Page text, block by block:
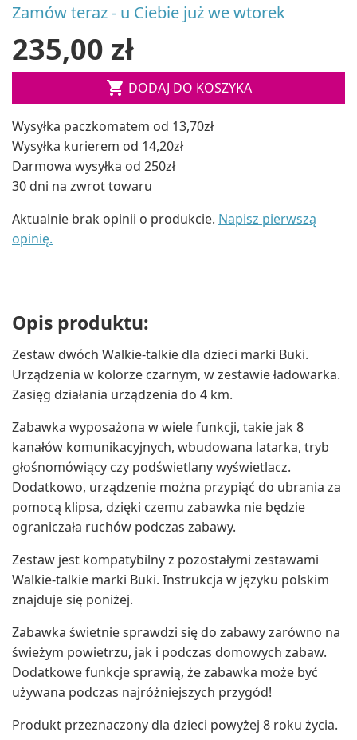
Zamów teraz - u Ciebie już we wtorek
235,00 zł
 DODAJ DO KOSZYKA
Wysyłka paczkomatem od 13,70zł
Wysyłka kurierem od 14,20zł
Darmowa wysyłka od 250zł
30 dni na zwrot towaru
Aktualnie brak opinii o produkcie. Napisz pierwszą
opinię.
Opis produktu:
Zestaw dwóch Walkie-talkie dla dzieci marki Buki.
Urządzenia w kolorze czarnym, w zestawie ładowarka.
Zasięg działania urządzenia do 4 km.
Zabawka wyposażona w wiele funkcji, takie jak 8
kanałów komunikacyjnych, wbudowana latarka, tryb
głośnomówiący czy podświetlany wyświetlacz.
Dodatkowo, urządzenie można przypiąć do ubrania za
pomocą klipsa, dzięki czemu zabawka nie będzie
ograniczała ruchów podczas zabawy.
Zestaw jest kompatybilny z pozostałymi zestawami
Walkie-talkie marki Buki. Instrukcja w języku polskim
znajduje się poniżej.
Zabawka świetnie sprawdzi się do zabawy zarówno na
świeżym powietrzu, jak i podczas domowych zabaw.
Dodatkowe funkcje sprawią, że zabawka może być
używana podczas najróżniejszych przygód!
Produkt przeznaczony dla dzieci powyżej 8 roku życia.